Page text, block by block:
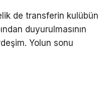
de transferin kulübün
duyurulmasının
Yolun sonu